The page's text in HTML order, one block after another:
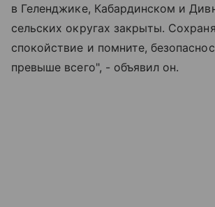
в Геленджике, Кабардинском и
сельских округах закрыты.
спокойствие и помните,
превыше всего", - объявил он.